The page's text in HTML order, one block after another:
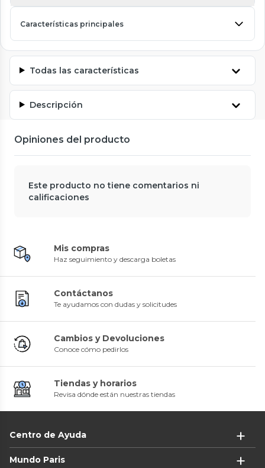
Características principales
Todas las características
Descripción
Opiniones del producto
Este producto no tiene comentarios ni
calificaciones
Mis compras
Haz seguimiento y descarga boletas
Contáctanos
Te ayudamos con dudas y solicitudes
Cambios y Devoluciones
Conoce cómo pedirlos
Tiendas y horarios
Revisa dónde están nuestras tiendas
Centro de Ayuda
Mundo Paris